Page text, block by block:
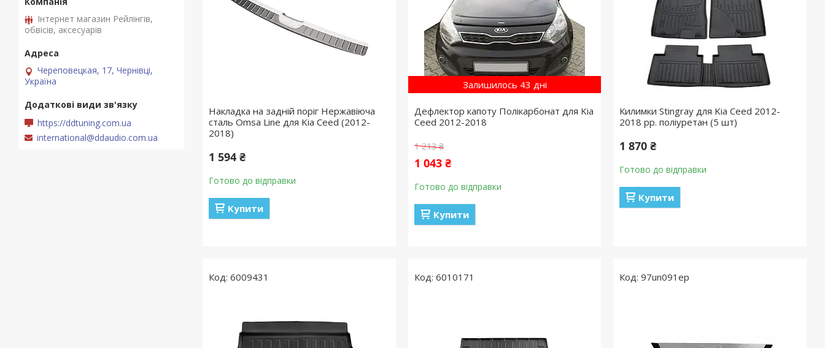
Накладка на задній поріг Нержавіюча
сталь Omsa Line для Kia Ceed (2012-
2018)
1 594 ₴
Готово до відправки
Купити
Залишилось 43 дні
Дефлектор капоту Полікарбонат для Kia
Ceed 2012-2018
1 213 ₴
1 043 ₴
Готово до відправки
Купити
Килимки Stingray для Kia Ceed 2012-
2018 рр. поліуретан (5 шт)
1 870 ₴
Готово до відправки
Купити
6009431 6010171 97un091ep
Інтернет магазин Рейлінгів,
обвісів, аксесуарів
Череповецкая, 17, Чернівці,
Україна
https://ddtuning.com.ua
international@ddaudio.com.ua